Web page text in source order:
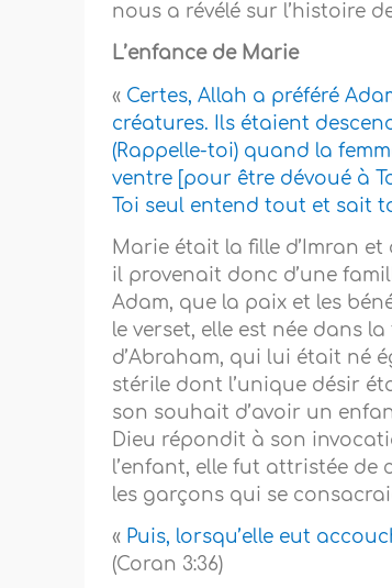
nous a révélé sur l’histoire
L’enfance de Marie
« Certes, Allah a préféré
créatures. Ils étaient
(Rappelle-toi) quand la
ventre [pour être dévoué à
Toi seul entend tout et sait
Marie était la fille d’Imran
il provenait donc d’une
Adam, que la paix et les
le verset, elle est née dans
d’Abraham, qui lui était né
stérile dont l’unique désir
son souhait d’avoir un
Dieu répondit à son
l’enfant, elle fut attristée de
les garçons qui se
« Puis, lorsqu’elle eut
(Coran 3:36)